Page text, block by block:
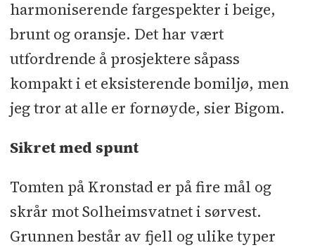
harmoniserende fargespekter i beige,
brunt og oransje. Det har vært
utfordrende å prosjektere såpass
kompakt i et eksisterende bomiljø, men
jeg tror at alle er fornøyde, sier Bigom.
Sikret med spunt
Tomten på Kronstad er på fire mål og
skrår mot Solheimsvatnet i sørvest.
Grunnen består av fjell og ulike typer